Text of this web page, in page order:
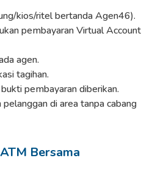
kios/ritel bertanda Agen46).
pembayaran Virtual Account
agen.
tagihan.
pembayaran diberikan.
di area tanpa cabang
Bersama